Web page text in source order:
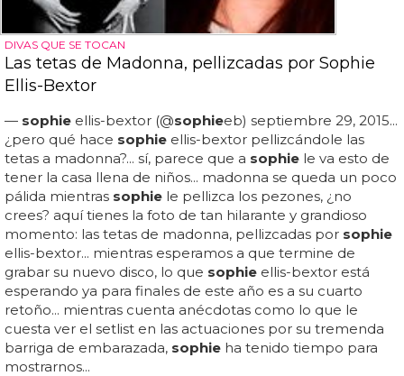
DIVAS QUE SE TOCAN
Las tetas de Madonna, pellizcadas por Sophie
Ellis-Bextor
— sophie ellis-bextor (@sophieeb) septiembre 29, 2015...
¿pero qué hace sophie ellis-bextor pellizcándole las
tetas a madonna?... sí, parece que a sophie le va esto de
tener la casa llena de niños... madonna se queda un poco
pálida mientras sophie le pellizca los pezones, ¿no
crees? aquí tienes la foto de tan hilarante y grandioso
momento: las tetas de madonna, pellizcadas por sophie
ellis-bextor... mientras esperamos a que termine de
grabar su nuevo disco, lo que sophie ellis-bextor está
esperando ya para finales de este año es a su cuarto
retoño... mientras cuenta anécdotas como lo que le
cuesta ver el setlist en las actuaciones por su tremenda
barriga de embarazada, sophie ha tenido tiempo para
mostrarnos...